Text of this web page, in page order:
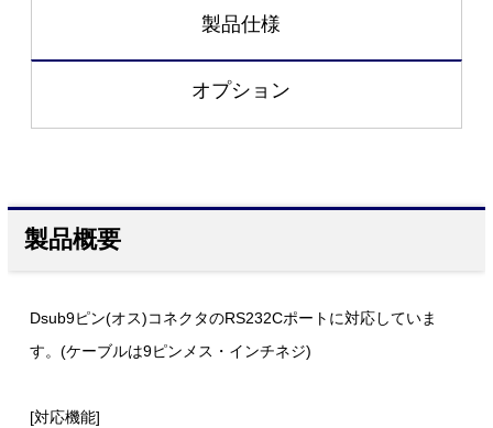
製品仕様
オプション
製品概要
Dsub9ピン(オス)コネクタのRS232Cポートに対応していま
す。(ケーブルは9ピンメス・インチネジ)
[対応機能]